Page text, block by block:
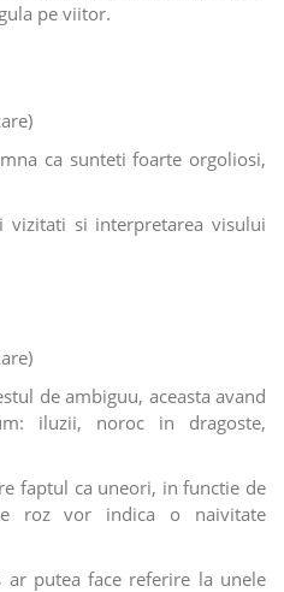
pe viitor.
ca sunteti foarte orgoliosi,
si interpretarea visului
de ambiguu, aceasta avand
iluzii, noroc in dragoste,
faptul ca uneori, in functie de
roz vor indica o naivitate
putea face referire la unele